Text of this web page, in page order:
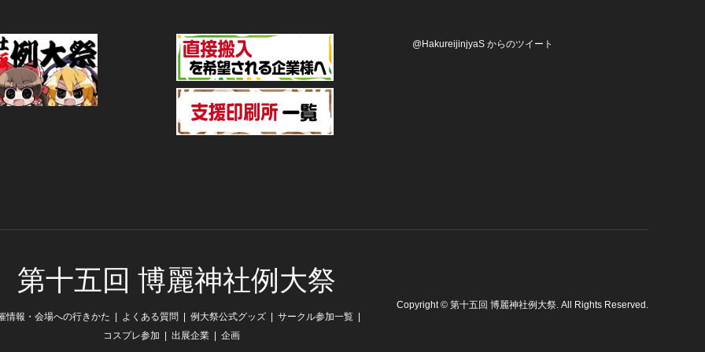
@HakureijinjyaS からのツイート
第十五回 博麗神社例大祭
情報・会場への行きかた よくある質問 例大祭公式グッズ
サークル参加一覧
コスプレ参加
出展企業 企画
Copyright © 第十五回 博麗神社例大祭 . All Rights Reserved.